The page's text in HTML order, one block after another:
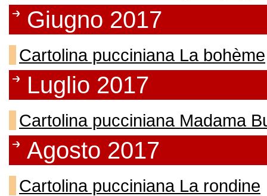
Giugno 2017
Cartolina pucciniana La bohème
Luglio 2017
Cartolina pucciniana Madama
Agosto 2017
Cartolina pucciniana La rondine